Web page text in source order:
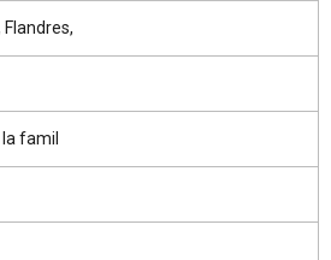
Flandres,
famil